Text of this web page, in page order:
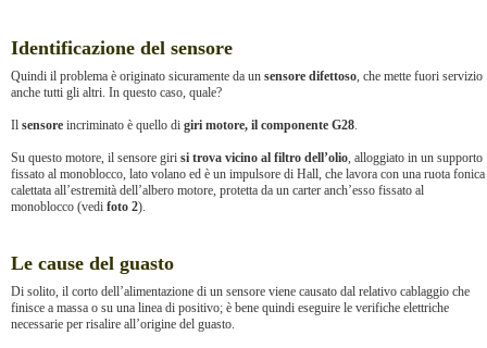
Identificazione del sensore
Quindi il problema è originato sicuramente da un sensore difettoso, che mette fuori servizio
anche tutti gli altri. In questo caso, quale?
Il sensore incriminato è quello di giri motore, il componente G28.
Su questo motore, il sensore giri si trova vicino al filtro dell’olio, alloggiato in un supporto
fissato al monoblocco, lato volano ed è un impulsore di Hall, che lavora con una ruota fonica
calettata all’estremità dell’albero motore, protetta da un carter anch’esso fissato al
monoblocco (vedi foto 2).
Le cause del guasto
Di solito, il corto dell’alimentazione di un sensore viene causato dal relativo cablaggio che
finisce a massa o su una linea di positivo; è bene quindi eseguire le verifiche elettriche
necessarie per risalire all’origine del guasto.